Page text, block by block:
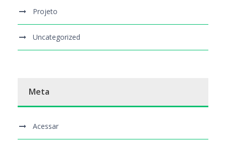
Projeto
Uncategorized
Meta
Acessar